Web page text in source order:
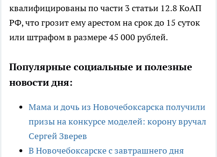
квалифицированы по части 3 статьи 12.8 КоАП
РФ, что грозит ему арестом на срок до 15 суток
или штрафом в размере 45 000 рублей.
Популярные социальные и полезные
новости дня:
Мама и дочь из Новочебоксарска получили
призы на конкурсе моделей: корону вручал
Сергей Зверев
В Новочебоксарске с завтрашнего дня